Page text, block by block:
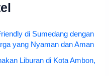
di Sumedang dengan
yang Nyaman dan Aman
Liburan di Kota Ambon,